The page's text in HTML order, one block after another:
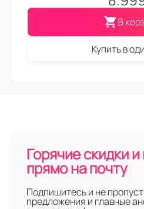
В
Купить в
Горячие скидки
прямо на почту
Подпишитесь и не
предложения и главные